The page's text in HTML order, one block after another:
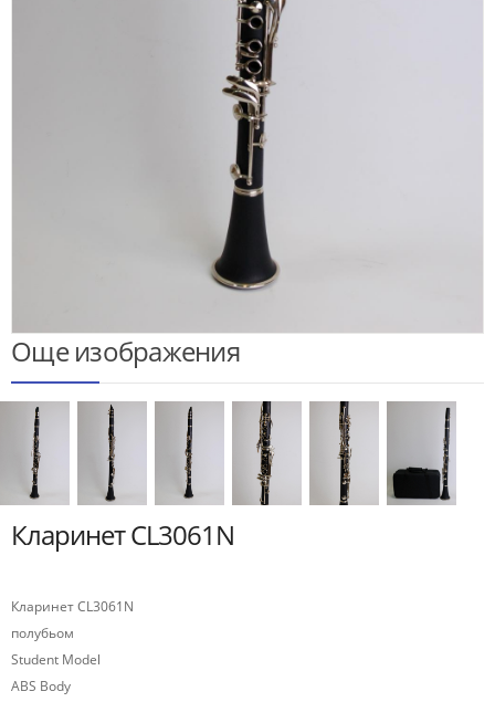
Още изображения
Кларинет CL3061N
Кларинет CL3061N
полубьом
Student Model
ABS Body